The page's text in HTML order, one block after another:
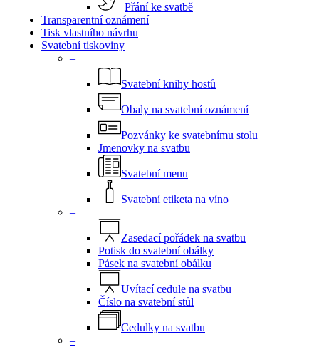
Přání ke svatbě
Transparentní oznámení
Tisk vlastního návrhu
Svatební tiskoviny
–
Svatební knihy hostů
Obaly na svatební oznámení
Pozvánky ke svatebnímu stolu
Jmenovky na svatbu
Svatební menu
Svatební etiketa na víno
–
Zasedací pořádek na svatbu
Potisk do svatební obálky
Pásek na svatební obálku
Uvítací cedule na svatbu
Číslo na svatební stůl
Cedulky na svatbu
–